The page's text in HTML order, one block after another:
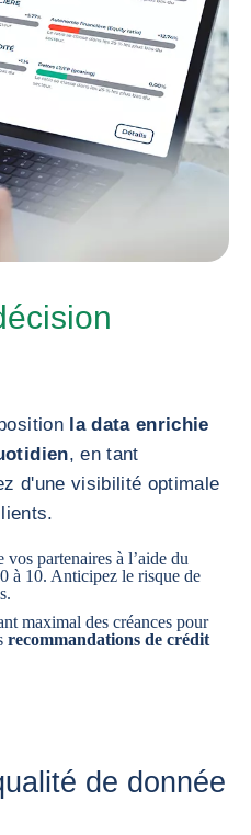
la data enrichie
, en tant
d'une visibilité optimale
partenaires à l’aide du
à 10. Anticipez le risque de
maximal des créances pour
recommandations de crédit
de donnée